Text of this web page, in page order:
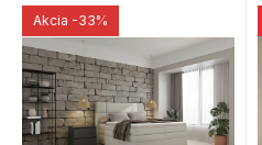
Akcia -33%